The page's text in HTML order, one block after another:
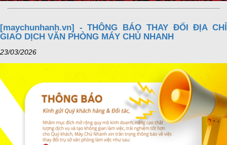
[maychunhanh.vn] - THÔNG BÁO THAY ĐỔI ĐỊA CHỈ
GIAO DỊCH VĂN PHÒNG MÁY CHỦ NHANH
23/03/2026